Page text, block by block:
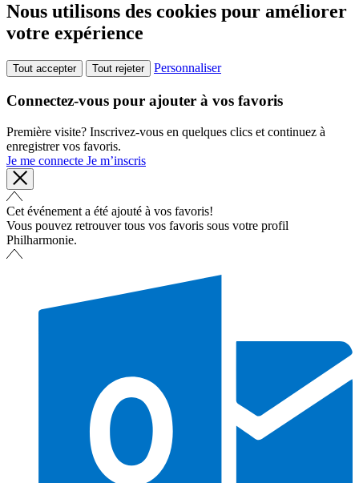
Nous utilisons des cookies pour améliorer
votre expérience
Tout accepter Tout rejeter Personnaliser
Connectez-vous pour ajouter à vos favoris
Première visite? Inscrivez-vous en quelques clics et continuez à
enregistrer vos favoris.
Je me connecte Je m’inscris
Cet événement a été ajouté à vos favoris!
Vous pouvez retrouver tous vos favoris sous votre profil
Philharmonie.